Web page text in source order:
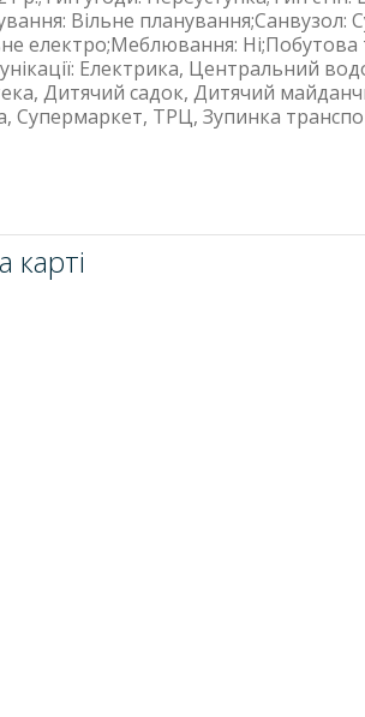
Вільне планування;Cанвузол:
електро;Меблювання: Ні;Побутова
Електрика, Центральний
Дитячий садок, Дитячий
Супермаркет, ТРЦ, Зупинка
карті